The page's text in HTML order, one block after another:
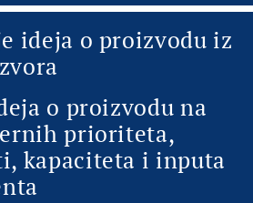
ideja o proizvodu iz
o proizvodu na
prioriteta,
kapaciteta i inputa